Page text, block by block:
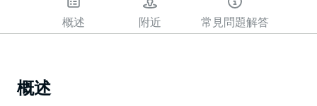
概述 附近 常見問題解答
概述